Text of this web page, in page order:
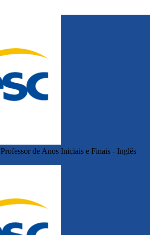
Professor de Anos Iniciais e Finais - Inglês